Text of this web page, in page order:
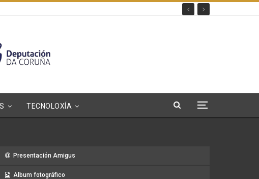
TECNOLOXÍA
Presentación Amigus
Album fotográfico